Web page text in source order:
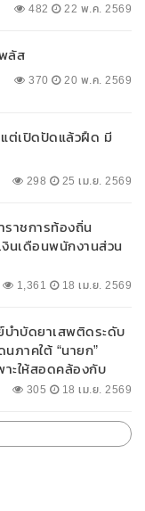
482 22 พ.ค. 2569
ลัส
370 20 พ.ค. 2569
ต่เปิดปัดแล้วฝืด มี
298 25 เม.ย. 2569
าชการท้องถิ่น
นเดือนพนักงานส่วน
1,361 18 เม.ย. 2569
ำบัดยาเสพติดระดับ
ภาคใต้ “นายก”
ะให้สอดคล้องกับ
305 18 เม.ย. 2569